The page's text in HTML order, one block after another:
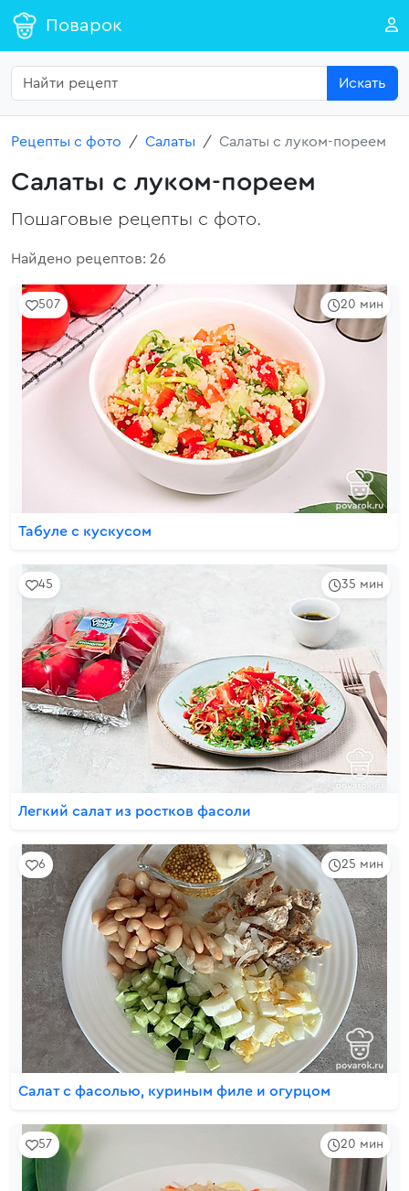
Поварок
Искать
Рецепты с фото Салаты Салаты с луком-пореем
Салаты с луком-пореем
Пошаговые рецепты с фото.
Найдено рецептов: 26
20 мин
507
Табуле с кускусом
35 мин
45
Легкий салат из ростков фасоли
25 мин
6
Салат с фасолью, куриным филе и огурцом
20 мин
57